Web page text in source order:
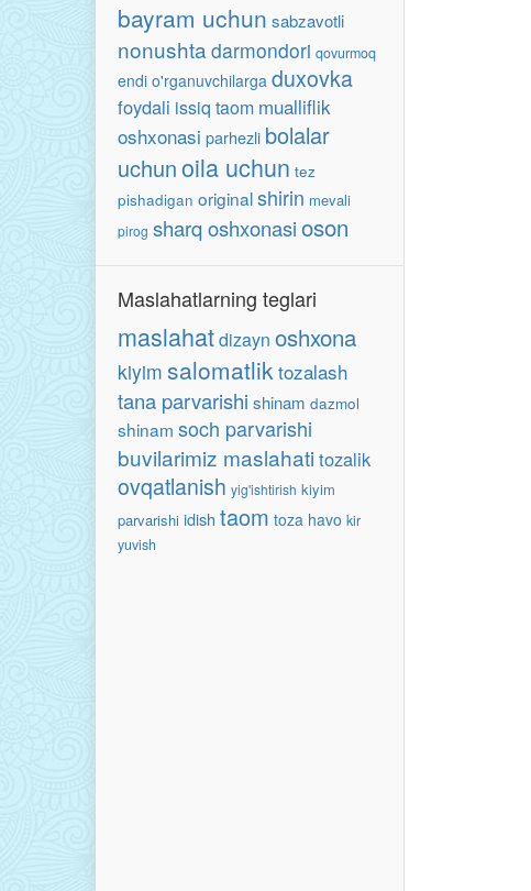
bayram uchun sabzavotli
nonushta darmondori qovurmoq
endi o'rganuvchilarga duxovka
foydali issiq taom mualliflik
oshxonasi parhezli bolalar
uchunoila uchun tez
pishadigan originalshirin mevali
pirog sharq oshxonasioson
Maslahatlarning teglari
maslahatdizayn oshxona
kiyim salomatliktozalash
tana parvarishi shinam dazmol
shinam soch parvarishi
buvilarimiz maslahati tozalik
ovqatlanish yig'ishtirish kiyim
parvarishi idish taom toza havo kir
yuvish